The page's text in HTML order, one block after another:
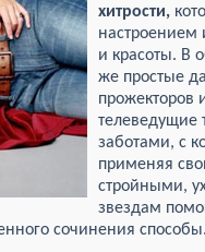
хитрости,
настроением
и красоты. В
же простые
прожекторов
заботами, с
применяя
стройными,
звездам
сочинения